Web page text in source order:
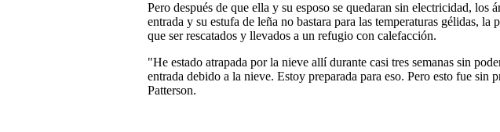
Pero después de que ella y su esposo se quedaran sin electricidad, los
entrada y su estufa de leña no bastara para las temperaturas gélidas, la
que ser rescatados y llevados a un refugio con calefacción.
"He estado atrapada por la nieve allí durante casi tres semanas sin
entrada debido a la nieve. Estoy preparada para eso. Pero esto fue sin
Patterson.